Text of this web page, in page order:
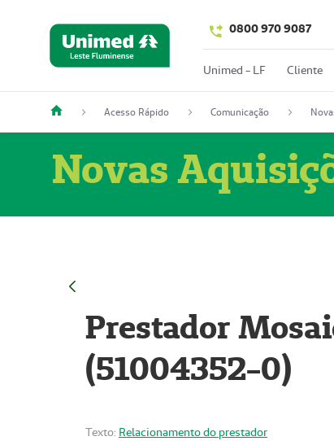
0800 970 9087
Unimed - LF Cliente
Acesso Rápido Comunicação
Novas
Prestador
(51004352-0)
Texto: Relacionamento do prestador